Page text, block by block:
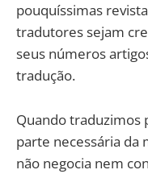
pouquíssimas
tradutores sejam
seus números
tradução.
Quando traduzimos
parte necessária da
não negocia nem